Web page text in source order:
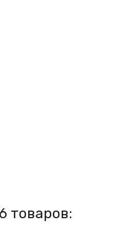
товаров: